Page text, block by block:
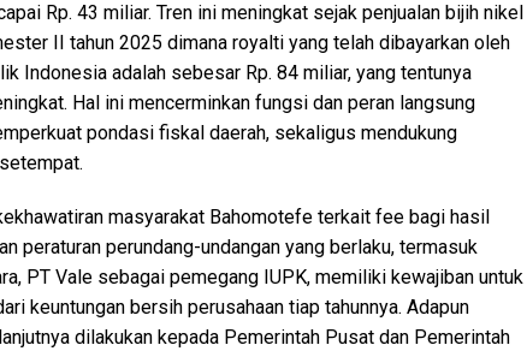
Rp. 43 miliar. Tren ini meningkat sejak penjualan bijih nikel
II tahun 2025 dimana royalti yang telah dibayarkan oleh
Indonesia adalah sebesar Rp. 84 miliar, yang tentunya
Hal ini mencerminkan fungsi dan peran langsung
pondasi fiskal daerah, sekaligus mendukung
masyarakat Bahomotefe terkait fee bagi hasil
peraturan perundang-undangan yang berlaku, termasuk
PT Vale sebagai pemegang IUPK, memiliki kewajiban untuk
keuntungan bersih perusahaan tiap tahunnya. Adapun
dilakukan kepada Pemerintah Pusat dan Pemerintah